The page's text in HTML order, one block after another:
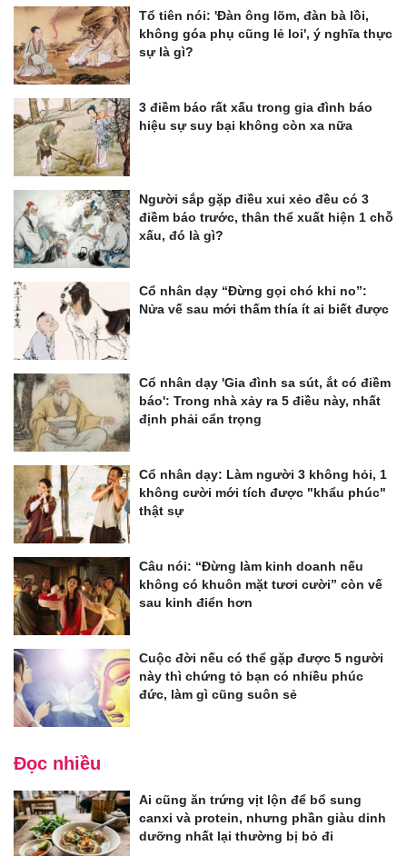
Tổ tiên nói: 'Đàn ông lõm, đàn bà lồi,
không góa phụ cũng lẻ loi', ý nghĩa thực
sự là gì?
3 điềm báo rất xấu trong gia đình báo
hiệu sự suy bại không còn xa nữa
Người sắp gặp điều xui xẻo đều có 3
điềm báo trước, thân thể xuất hiện 1 chỗ
xấu, đó là gì?
Cổ nhân dạy “Đừng gọi chó khi no”:
Nửa vế sau mới thấm thía ít ai biết được
Cổ nhân dạy 'Gia đình sa sút, ắt có điềm
báo': Trong nhà xảy ra 5 điều này, nhất
định phải cẩn trọng
Cổ nhân dạy: Làm người 3 không hỏi, 1
không cười mới tích được "khẩu phúc"
thật sự
Câu nói: “Đừng làm kinh doanh nếu
không có khuôn mặt tươi cười” còn vế
sau kinh điển hơn
Cuộc đời nếu có thể gặp được 5 người
này thì chứng tỏ bạn có nhiều phúc
đức, làm gì cũng suôn sẻ
Đọc nhiều
Ai cũng ăn trứng vịt lộn để bổ sung
canxi và protein, nhưng phần giàu dinh
dưỡng nhất lại thường bị bỏ đi